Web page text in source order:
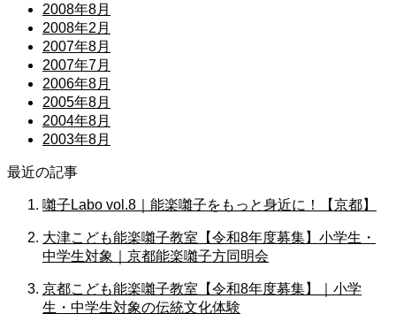
2008年8月
2008年2月
2007年8月
2007年7月
2006年8月
2005年8月
2004年8月
2003年8月
最近の記事
囃子Labo vol.8｜能楽囃子をもっと身近に！【京都】
大津こども能楽囃子教室【令和8年度募集】小学生・
中学生対象｜京都能楽囃子方同明会
京都こども能楽囃子教室【令和8年度募集】｜小学
生・中学生対象の伝統文化体験